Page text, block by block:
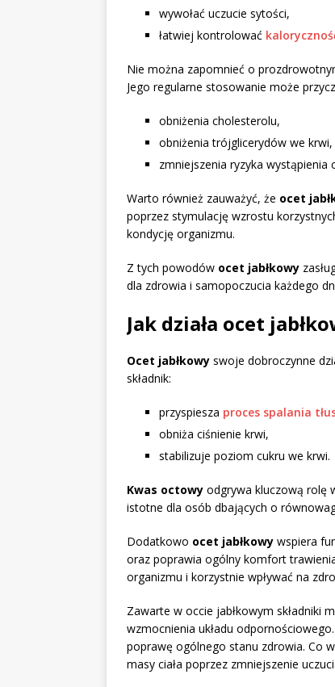
wywołać uczucie sytości,
łatwiej kontrolować
Nie można zapomnieć o
Jego regularne stosowanie może
obniżenia cholesterolu,
obniżenia trójglicerydów we krwi,
zmniejszenia ryzyka wystąpienia
Warto również zauważyć, że ocet
poprzez stymulację wzrostu
kondycję organizmu.
Z tych powodów ocet jabłkowy
dla zdrowia i samopoczucia każdego
Jak działa ocet
Ocet jabłkowy swoje dobroczynne
składnik:
przyspiesza proces spalania
obniża ciśnienie krwi,
stabilizuje poziom cukru we krwi.
Kwas octowy odgrywa kluczową rolę
istotne dla osób dbających o
Dodatkowo ocet jabłkowy wspiera
oraz poprawia ogólny komfort
organizmu i korzystnie wpływać na
Zawarte w occie jabłkowym składniki
wzmocnienia układu
poprawę ogólnego stanu zdrowia. Co
masy ciała poprzez zmniejszenie